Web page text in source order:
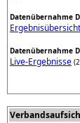
Datenübernahme
Ergebnisübersicht
Datenübernahme
Live-Ergebnisse